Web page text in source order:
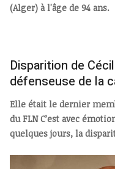
(Alger) à l'âge de 94 ans.
Disparition de
défenseuse de la
Elle était le dernier
du FLN C’est avec
quelques jours, la